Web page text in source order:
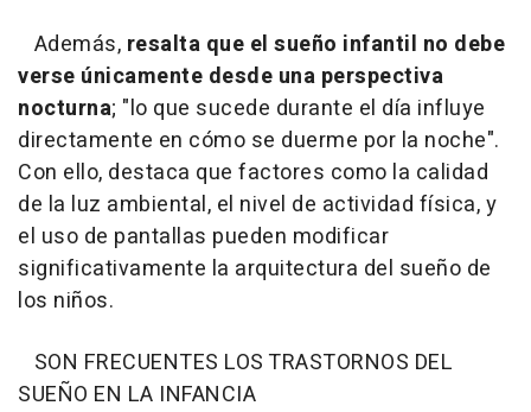
Además, resalta que el sueño infantil no debe
verse únicamente desde una perspectiva
nocturna; "lo que sucede durante el día influye
directamente en cómo se duerme por la noche".
Con ello, destaca que factores como la calidad
de la luz ambiental, el nivel de actividad física, y
el uso de pantallas pueden modificar
significativamente la arquitectura del sueño de
los niños.
SON FRECUENTES LOS TRASTORNOS DEL
SUEÑO EN LA INFANCIA